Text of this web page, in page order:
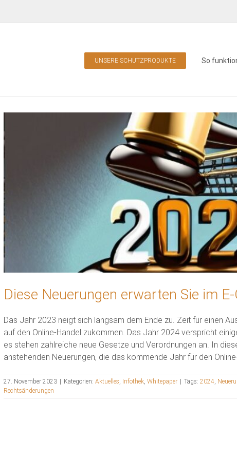
UNSERE SCHUTZPRODUKTE So
Diese Neuerungen erwarten Sie im
Das Jahr 2023 neigt sich langsam dem Ende zu. Zeit für einen
auf den Online-Handel zukommen. Das Jahr 2024 verspricht
es stehen zahlreiche neue Gesetze und Verordnungen an. In
anstehenden Neuerungen, die das kommende Jahr für den
27. November 2023 | Kategorien: Aktuelles, Infothek, Whitepaper | Tags: 2024,
Rechtsänderungen